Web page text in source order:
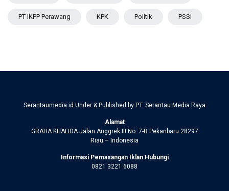
PT IKPP Perawang KPK Politik PSSI
Serantaumedia.id Under & Published by PT. Serantau Media Raya
Alamat
GRAHA KHALIDA Jalan Anggrek III No. 7-B Pekanbaru 28297
Riau – Indonesia
Informasi Pemasangan Iklan Hubungi
0821 3221 6088